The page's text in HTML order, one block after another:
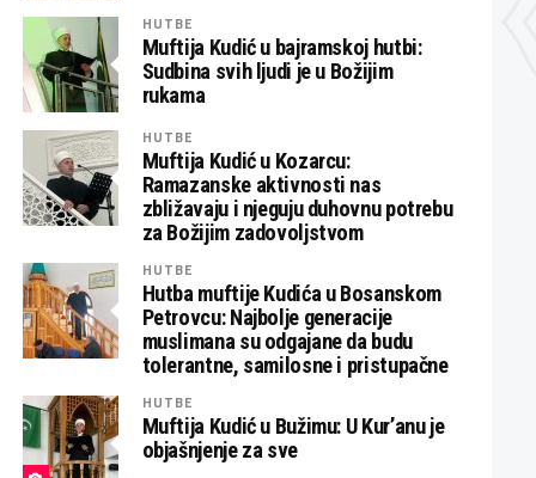
HUTBE
Muftija Kudić u bajramskoj hutbi:
Sudbina svih ljudi je u Božijim
rukama
HUTBE
Muftija Kudić u Kozarcu:
Ramazanske aktivnosti nas
zbližavaju i njeguju duhovnu potrebu
za Božijim zadovoljstvom
HUTBE
Hutba muftije Kudića u Bosanskom
Petrovcu: Najbolje generacije
muslimana su odgajane da budu
tolerantne, samilosne i pristupačne
HUTBE
Muftija Kudić u Bužimu: U Kur’anu je
objašnjenje za sve